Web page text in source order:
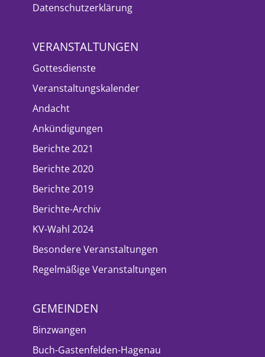
Datenschutzerklärung
VERANSTALTUNGEN
Gottesdienste
Veranstaltungskalender
Andacht
Ankündigungen
Berichte 2021
Berichte 2020
Berichte 2019
Berichte-Archiv
KV-Wahl 2024
Besondere Veranstaltungen
Regelmäßige Veranstaltungen
GEMEINDEN
Binzwangen
Buch-Gastenfelden-Hagenau